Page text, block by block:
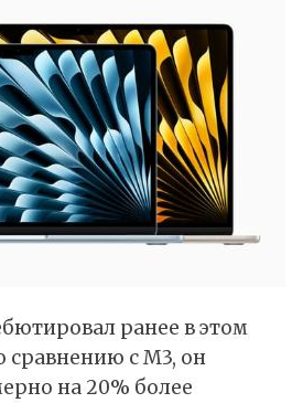
ранее в этом
сравнению сM3, он
на 20% более